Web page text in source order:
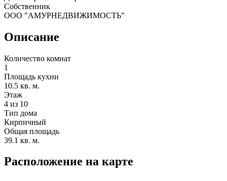
Собственник
ООО "АМУРНЕДВИЖИМОСТЬ"
Описание
Количество комнат
1
Площадь кухни
10.5 кв. м.
Этаж
4 из 10
Тип дома
Кирпичный
Общая площадь
39.1 кв. м.
Расположение на карте